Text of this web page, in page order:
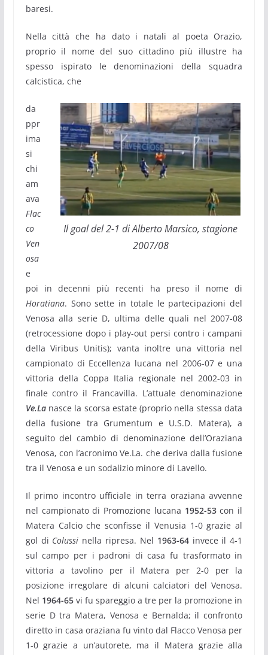
baresi.
Nella città che ha dato i natali al poeta Orazio,
proprio il nome del suo cittadino più illustre ha
spesso ispirato le denominazioni della squadra
calcistica, che
Il goal del 2-1 di Alberto Marsico, stagione
2007/08
da
ppr
ima
si
chi
am
ava
Flac
co
Ven
osa
e
poi in decenni più recenti ha preso il nome di
Horatiana. Sono sette in totale le partecipazioni del
Venosa alla serie D, ultima delle quali nel 2007-08
(retrocessione dopo i play-out persi contro i campani
della Viribus Unitis); vanta inoltre una vittoria nel
campionato di Eccellenza lucana nel 2006-07 e una
vittoria della Coppa Italia regionale nel 2002-03 in
finale contro il Francavilla. L’attuale denominazione
Ve.Lanasce la scorsa estate (proprio nella stessa data
della fusione tra Grumentum e U.S.D. Matera), a
seguito del cambio di denominazione dell’Oraziana
Venosa, con l’acronimo Ve.La. che deriva dalla fusione
tra il Venosa e un sodalizio minore di Lavello.
Il primo incontro ufficiale in terra oraziana avvenne
nel campionato di Promozione lucana 1952-53con il
Matera Calcio che sconfisse il Venusia 1-0 grazie al
gol di Colussi nella ripresa. Nel 1963-64invece il 4-1
sul campo per i padroni di casa fu trasformato in
vittoria a tavolino per il Matera per 2-0 per la
posizione irregolare di alcuni calciatori del Venosa.
Nel 1964-65vi fu spareggio a tre per la promozione in
serie D tra Matera, Venosa e Bernalda; il confronto
diretto in casa oraziana fu vinto dal Flacco Venosa per
1-0 grazie a un’autorete, ma il Matera grazie alla